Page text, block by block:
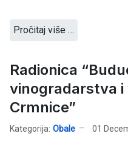
Pročitaj više …
Radionica
vinogradarstva
Crmnice”
Kategorija: Obale 01